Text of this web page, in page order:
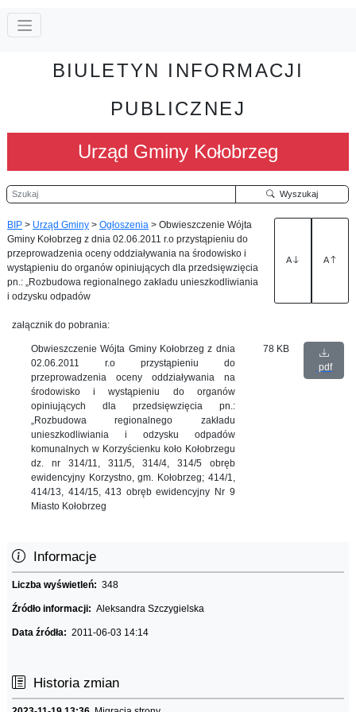
BIULETYN INFORMACJI
PUBLICZNEJ
Urząd Gminy Kołobrzeg
Szukaj Wyszukaj
BIP > Urząd Gminy > Ogłoszenia > Obwieszczenie Wójta
Gminy Kołobrzeg z dnia 02.06.2011 r.o przystąpieniu do
przeprowadzenia oceny oddziaływania na środowisko i
wystąpieniu do organów opiniujących dla przedsięwzięcia
pn.: „Rozbudowa regionalnego zakładu unieszkodliwiania
i odzysku odpadów
A A
załącznik do pobrania:
Obwieszczenie Wójta Gminy Kołobrzeg z dnia
02.06.2011 r.o przystąpieniu do
przeprowadzenia oceny oddziaływania na
środowisko i wystąpieniu do organów
opiniujących dla przedsięwzięcia pn.:
„Rozbudowa regionalnego zakładu
unieszkodliwiania i odzysku odpadów
komunalnych w Korzyścienku koło Kołobrzegu
dz. nr 314/11, 311/5, 314/4, 314/5 obręb
ewidencyjny Korzystno, gm. Kołobrzeg; 414/1,
414/13, 414/15, 413 obręb ewidencyjny Nr 9
Miasto Kołobrzeg
78 KB
pdf
Informacje
Liczba wyświetleń: 348
Źródło informacji: Aleksandra Szczygielska
Data źródła: 2011-06-03 14:14
Historia zmian